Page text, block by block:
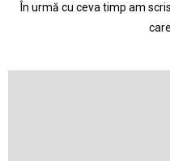
În urmă cu ceva timp am